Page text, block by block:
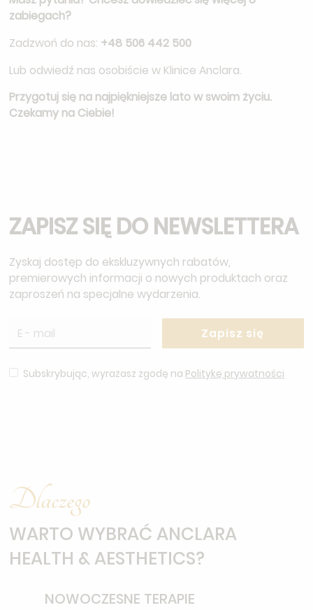
zabiegach?
Zadzwoń do nas: +48 506 442 500
Lub odwiedź nas osobiście w Klinice Anclara.
Przygotuj się na najpiękniejsze lato w swoim życiu.
Czekamy na Ciebie!
ZAPISZ SIĘ DO NEWSLETTERA
Zyskaj dostęp do ekskluzywnych rabatów,
premierowych informacji o nowych produktach oraz
zaproszeń na specjalne wydarzenia.
Subskrybując, wyrażasz zgodę na Politykę prywatności
Dlaczego
WARTO WYBRAĆ ANCLARA
HEALTH & AESTHETICS?
NOWOCZESNE TERAPIE